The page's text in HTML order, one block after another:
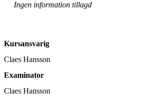
Ingen information tillagd
Kursansvarig
Claes Hansson
Examinator
Claes Hansson